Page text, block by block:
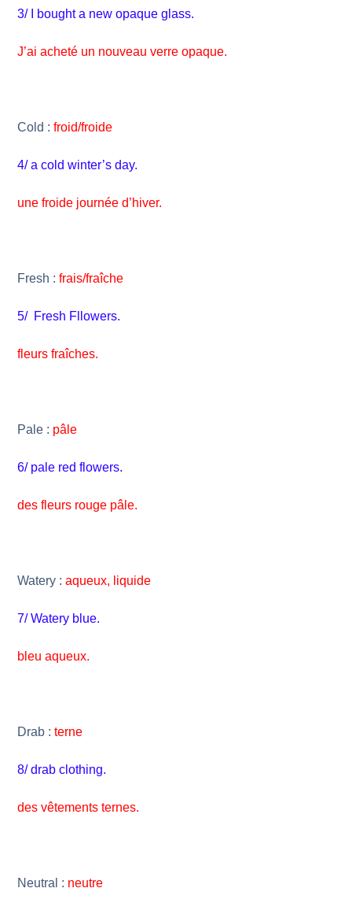
3/ I bought a new opaque glass.
J’ai acheté un nouveau verre opaque.
Cold :froid/froide
4/ a cold winter’s day.
une froide journée d’hiver.
Fresh :frais/fraîche
5/ Fresh Fllowers.
fleurs fraîches.
Pale : pâle
6/ pale red flowers.
des fleurs rouge pâle.
Watery :aqueux, liquide
7/ Watery blue.
bleu aqueux.
Drab :terne
8/ drab clothing.
des vêtements ternes.
Neutral : neutre